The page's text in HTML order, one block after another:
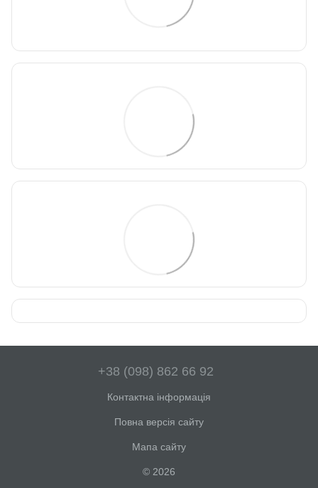
+38 (098) 862 66 92
Контактна інформація
Повна версія сайту
Мапа сайту
© 2026